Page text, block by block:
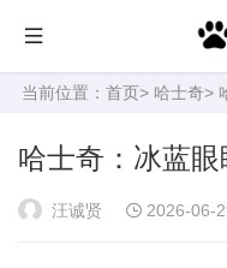
当前位置： 首页> 哈士奇>
哈士奇：冰蓝
汪诚贤 2026-06-